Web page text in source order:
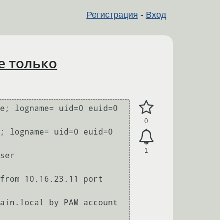
Регистрация - Вход
только
0
1
logname= uid=0 euid=0
uid=0 euid=0
10.16.23.11 port
by PAM account